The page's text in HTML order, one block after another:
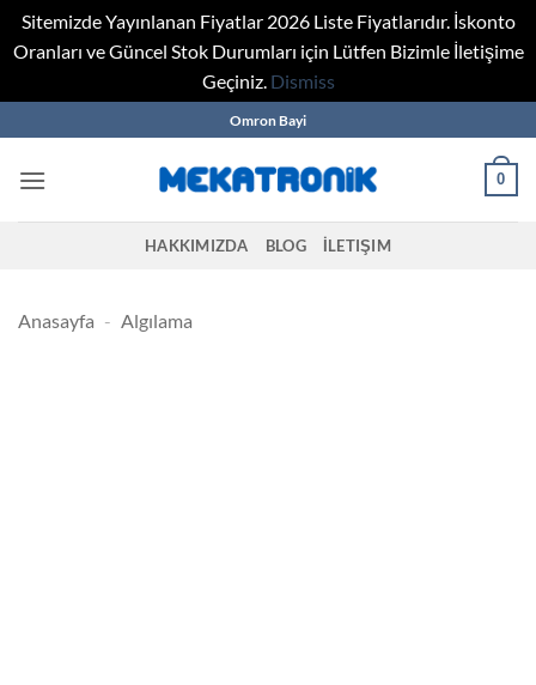
Sitemizde Yayınlanan Fiyatlar 2026 Liste Fiyatlarıdır. İskonto
Oranları ve Güncel Stok Durumları için Lütfen Bizimle İletişime
Geçiniz. Dismiss
to
content
Omron Bayi
0
HAKKIMIZDA BLOG İLETIŞIM
Anasayfa - Algılama